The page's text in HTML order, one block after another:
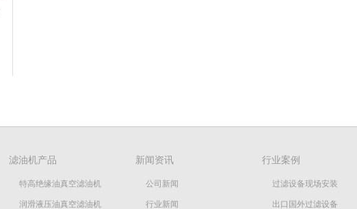
滤油机产品
特高绝缘油真空滤油机
润滑液压油真空滤油机
新闻资讯
公司新闻
行业新闻
行业案例
过滤设备现场安装
出口国外过滤设备